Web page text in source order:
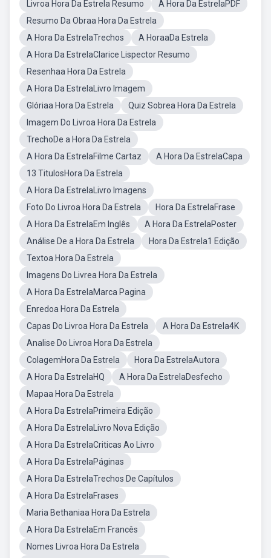
Livroa Hora Da Estrela Resumo
A Hora Da EstrelaPDF
Resumo Da Obraa Hora Da Estrela
A Hora Da EstrelaTrechos
A HoraaDa Estrela
A Hora Da EstrelaClarice Lispector Resumo
Resenhaa Hora Da Estrela
A Hora Da EstrelaLivro Imagem
Glóriaa Hora Da Estrela
Quiz Sobrea Hora Da Estrela
Imagem Do Livroa Hora Da Estrela
TrechoDe a Hora Da Estrela
A Hora Da EstrelaFilme Cartaz
A Hora Da EstrelaCapa
13 TitulosHora Da Estrela
A Hora Da EstrelaLivro Imagens
Foto Do Livroa Hora Da Estrela
Hora Da EstrelaFrase
A Hora Da EstrelaEm Inglês
A Hora Da EstrelaPoster
Análise De a Hora Da Estrela
Hora Da Estrela1 Edição
Textoa Hora Da Estrela
Imagens Do Livrea Hora Da Estrela
A Hora Da EstrelaMarca Pagina
Enredoa Hora Da Estrela
Capas Do Livroa Hora Da Estrela
A Hora Da Estrela4K
Analise Do Livroa Hora Da Estrela
ColagemHora Da Estrela
Hora Da EstrelaAutora
A Hora Da EstrelaHQ
A Hora Da EstrelaDesfecho
Mapaa Hora Da Estrela
A Hora Da EstrelaPrimeira Edição
A Hora Da EstrelaLivro Nova Edição
A Hora Da EstrelaCriticas Ao Livro
A Hora Da EstrelaPáginas
A Hora Da EstrelaTrechos De Capítulos
A Hora Da EstrelaFrases
Maria Bethaniaa Hora Da Estrela
A Hora Da EstrelaEm Francês
Nomes Livroa Hora Da Estrela